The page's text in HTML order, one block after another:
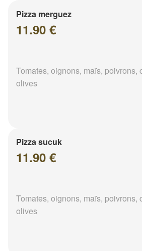
Pizza merguez
11.90 €
Tomates, oignons, maïs, poivrons,
olives
Pizza sucuk
11.90 €
Tomates, oignons, maïs, poivrons,
olives